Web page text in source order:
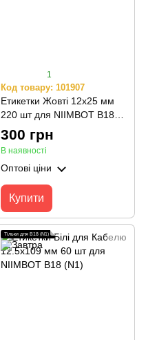
1
Код товару: 101907
Етикетки Жовті 12х25 мм
220 шт для NIIMBOT B18
(N1)
300 грн
В наявності
Оптові ціни
Купити
Тільки для B18 (N1)